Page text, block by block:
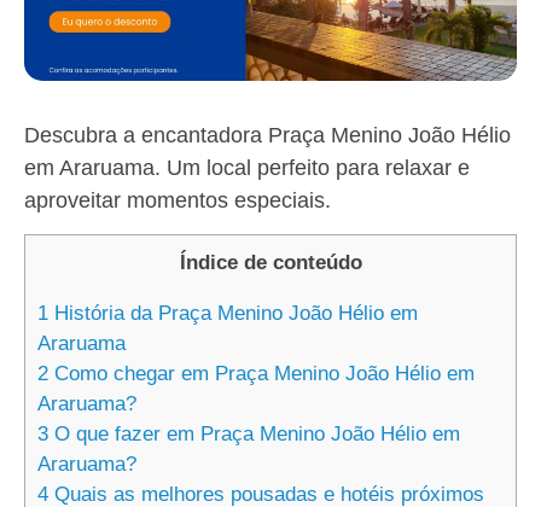
Descubra a encantadora Praça Menino João Hélio
em Araruama. Um local perfeito para relaxar e
aproveitar momentos especiais.
Índice de conteúdo
1 História da Praça Menino João Hélio em
Araruama
2 Como chegar em Praça Menino João Hélio em
Araruama?
3 O que fazer em Praça Menino João Hélio em
Araruama?
4 Quais as melhores pousadas e hotéis próximos